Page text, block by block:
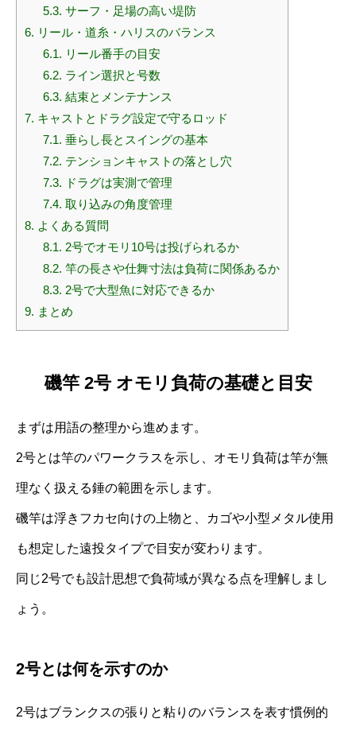
5.3. サーフ・足場の高い堤防
6. リール・道糸・ハリスのバランス
6.1. リール番手の目安
6.2. ライン選択と号数
6.3. 結束とメンテナンス
7. キャストとドラグ設定で守るロッド
7.1. 垂らし長とスイングの基本
7.2. テンションキャストの落とし穴
7.3. ドラグは実測で管理
7.4. 取り込みの角度管理
8. よくある質問
8.1. 2号でオモリ10号は投げられるか
8.2. 竿の長さや仕舞寸法は負荷に関係あるか
8.3. 2号で大型魚に対応できるか
9. まとめ
磯竿 2号 オモリ負荷の基礎と目安
まずは用語の整理から進めます。
2号とは竿のパワークラスを示し、オモリ負荷は竿が無
理なく扱える錘の範囲を示します。
磯竿は浮きフカセ向けの上物と、カゴや小型メタル使用
も想定した遠投タイプで目安が変わります。
同じ2号でも設計思想で負荷域が異なる点を理解しまし
ょう。
2号とは何を示すのか
2号はブランクスの張りと粘りのバランスを表す慣例的